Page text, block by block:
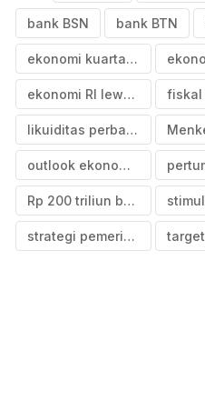
bank BSN bank BTN
ekonomi kuartal II 2025
ekonomi RI lewati titik terendah
likuiditas perbankan nasional
outlook ekonomi Indonesia 2026
Rp 200 triliun bank Himbara
strategi pemerintah dongkrak ekonomi